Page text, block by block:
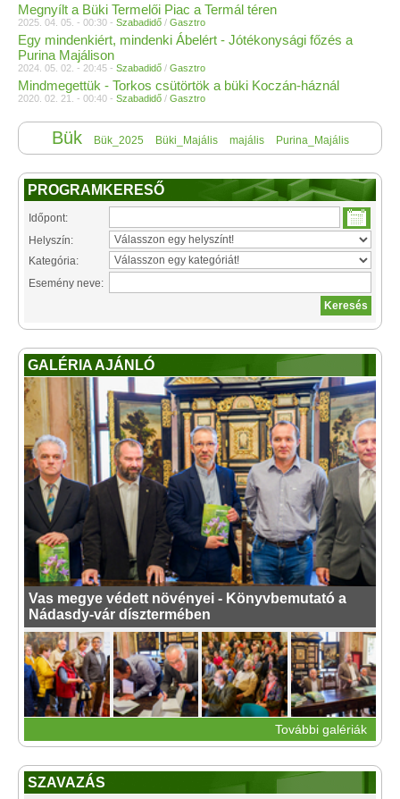
Megnyílt a Büki Termelői Piac a Termál téren
2025. 04. 05. - 00:30 - Szabadidő / Gasztro
Egy mindenkiért, mindenki Ábelért - Jótékonysági főzés a
Purina Majálison
2024. 05. 02. - 20:45 - Szabadidő / Gasztro
Mindmegettük - Torkos csütörtök a büki Koczán-háznál
2020. 02. 21. - 00:40 - Szabadidő / Gasztro
Bük Bük_2025 Büki_Majális majális Purina_Majális
PROGRAMKERESŐ
Időpont:
Helyszín:
Kategória:
Esemény neve:
GALÉRIA AJÁNLÓ
Vas megye védett növényei - Könyvbemutató a
Nádasdy-vár dísztermében
További galériák
SZAVAZÁS